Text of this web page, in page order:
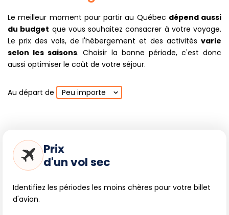
Le meilleur moment pour partir au Québec dépend aussi
du budget que vous souhaitez consacrer à votre voyage.
Le prix des vols, de l'hébergement et des activités varie
selon les saisons. Choisir la bonne période, c'est donc
aussi optimiser le coût de votre séjour.
Au départ de Peu importe
Prix
d'un vol sec
Identifiez les périodes les moins chères pour votre billet
d'avion.